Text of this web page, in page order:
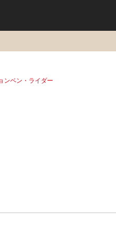
ンベン・ライダー